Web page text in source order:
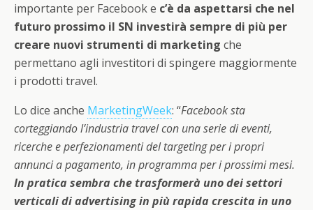
importante per Facebook e c’è da aspettarsi che nel
futuro prossimo il SN investirà sempre di più per
creare nuovi strumenti di marketing che
permettano agli investitori di spingere maggiormente
i prodotti travel.
Lo dice anche MarketingWeek: “Facebook sta
corteggiando l’industria travel con una serie di eventi,
ricerche e perfezionamenti del targeting per i propri
annunci a pagamento, in programma per i prossimi mesi.
In pratica sembra che trasformerà uno dei settori
verticali di advertising in più rapida crescita in uno